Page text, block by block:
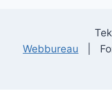
Webbureau |